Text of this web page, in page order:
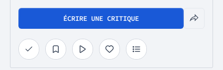
ÉCRIRE UNE CRITIQUE